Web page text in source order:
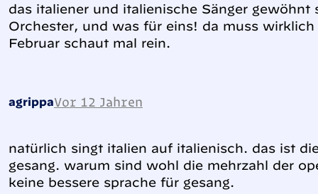
das italiener und italienische Sänger gewöhnt
Orchester, und was für eins! da muss
Februar schaut mal rein.
agrippaVor 12 Jahren
natürlich singt italien auf italienisch. das ist
gesang. warum sind wohl die mehrzahl der
keine bessere sprache für gesang.